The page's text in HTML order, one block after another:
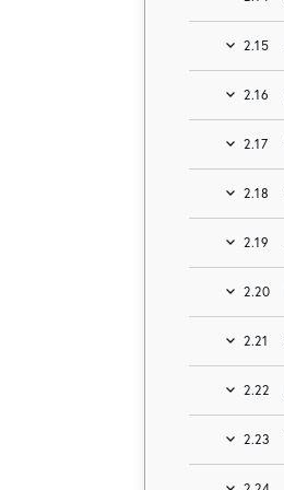
2.15
2.16
2.17
2.18
2.19
2.20
2.21
2.22
2.23